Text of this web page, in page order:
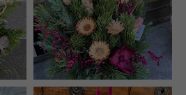
et magnis dis
ridiculus mus. Donec